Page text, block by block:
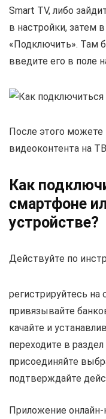
Smart TV, либо
в настройки, затем
«Подключить». Там
введите его в поле
После этого
видеоконтента на
Как
смартфоне
устройстве?
Действуйте по
регистрируйтесь на
привязывайте
качайте и
переходите в
присоединяйте
подтверждайте
Приложение